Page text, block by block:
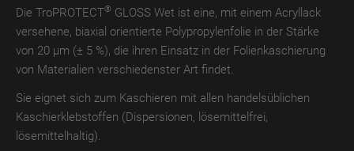
TroWOOD
WET
TroWOOD
THERMO
TroLEATHER
TroLEATHER
Die TroPROTECT® GLOSS Wet ist eine, mit einem Acryllack
versehene, biaxial orientierte Polypropylenfolie in der Stärke
von 20 µm (± 5 %), die ihren Einsatz in der Folienkaschierung
von Materialien verschiedenster Art findet.
Sie eignet sich zum Kaschieren mit allen handelsüblichen
Kaschierklebstoffen (Dispersionen, lösemittelfrei,
lösemittelhaltig).